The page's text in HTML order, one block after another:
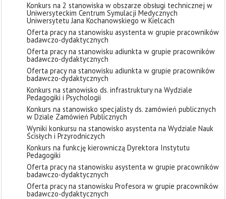
Konkurs na 2 stanowiska w obszarze obsługi technicznej w
Uniwersyteckim Centrum Symulacji Medycznych
Uniwersytetu Jana Kochanowskiego w Kielcach
Oferta pracy na stanowisku asystenta w grupie pracowników
badawczo-dydaktycznych
Oferta pracy na stanowisku adiunkta w grupie pracowników
badawczo-dydaktycznych
Oferta pracy na stanowisku adiunkta w grupie pracowników
badawczo-dydaktycznych
Konkurs na stanowisko ds. infrastruktury na Wydziale
Pedagogiki i Psychologii
Konkurs na stanowisko specjalisty ds. zamówień publicznych
w Dziale Zamówień Publicznych
Wyniki konkursu na stanowisko asystenta na Wydziale Nauk
Ścisłych i Przyrodniczych
Konkurs na funkcję kierowniczą Dyrektora Instytutu
Pedagogiki
Oferta pracy na stanowisku asystenta w grupie pracowników
badawczo-dydaktycznych
Oferta pracy na stanowisku Profesora w grupie pracowników
badawczo-dydaktycznych